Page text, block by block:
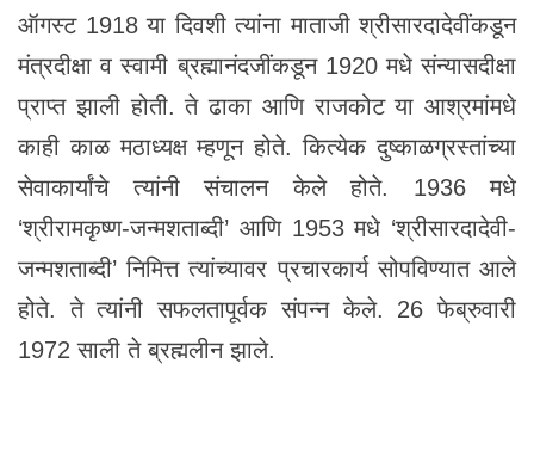
ऑगस्ट 1918 या दिवशी त्यांना माताजी श्रीसारदादेवींकडून
मंत्रदीक्षा व स्वामी ब्रह्मानंदजींकडून 1920 मधे संन्यासदीक्षा
प्राप्त झाली होती. ते ढाका आणि राजकोट या आश्रमांमधे
काही काळ मठाध्यक्ष म्हणून होते. कित्येक दुष्काळग्रस्तांच्या
सेवाकार्यांचे त्यांनी संचालन केले होते. 1936 मधे
‘श्रीरामकृष्ण-जन्मशताब्दी’ आणि 1953 मधे ‘श्रीसारदादेवी-
जन्मशताब्दी’ निमित्त त्यांच्यावर प्रचारकार्य सोपविण्यात आले
होते. ते त्यांनी सफलतापूर्वक संपन्न केले. 26 फेब्रुवारी
1972 साली ते ब्रह्मलीन झाले.